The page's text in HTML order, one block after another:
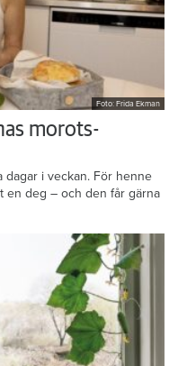
Foto: Frida Ekman
morots-
dagar i veckan. För henne
en deg – och den får gärna